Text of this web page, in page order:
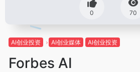
0 70
AI创业投资 AI创业媒体 AI创业投资
Forbes AI